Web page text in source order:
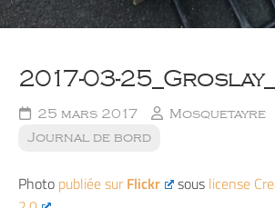
2017-03-
25 mars 2017
Mosquetayre
Journal de bord
Photo publiée surFlickr sous license